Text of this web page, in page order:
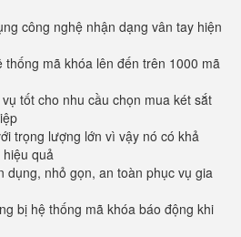
công nghệ nhận dạng vân tay hiện
thống mã khóa lên đến trên 1000 mã
tốt cho nhu cầu chọn mua két sắt
trọng lượng lớn vì vậy nó có khả
quả
dụng, nhỏ gọn, an toàn phục vụ gia
bị hệ thống mã khóa báo động khi